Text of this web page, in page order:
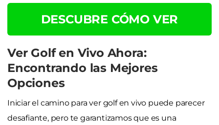
DESCUBRE CÓMO VER
Ver Golf en Vivo Ahora:
Encontrando las Mejores
Opciones
Iniciar el camino para ver golf en vivo puede parecer
desafiante, pero te garantizamos que es una